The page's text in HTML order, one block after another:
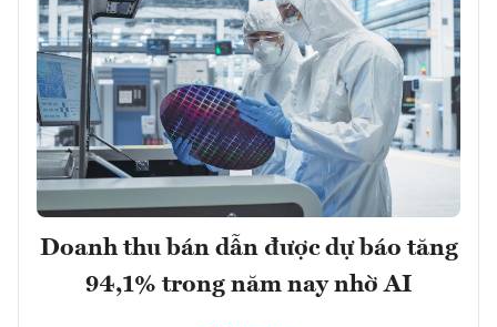
Doanh thu bán dẫn được dự báo tăng
94,1% trong năm nay nhờ AI